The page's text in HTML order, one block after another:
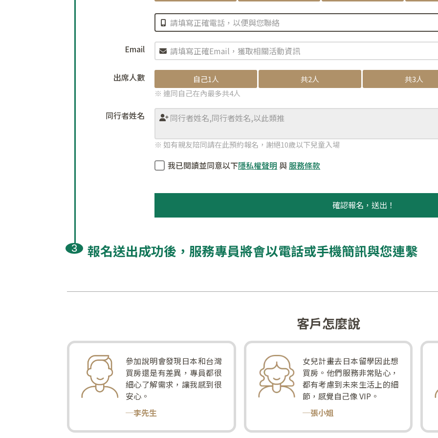
Email
出席人數 自己1人 共2人
共3人
※ 連同自己在內最多共4人
同行者姓名
※ 如有親友陪同請在此預約報名，謝絕10歲以下兒童入場
我已閱讀並同意以下隱私權聲明 與 服務條款
報名送出成功後，服務專員將會以電話或手機簡訊與您連繫
客戶怎麼說
參加說明會發現日本和台灣
買房還是有差異，專員都很
細心了解需求，讓我感到很
安心。
─李先生
女兒計畫去日本留學因此想
買房。他們服務非常貼心，
都有考慮到未來生活上的細
節，感覺自己像 VIP。
─張小姐